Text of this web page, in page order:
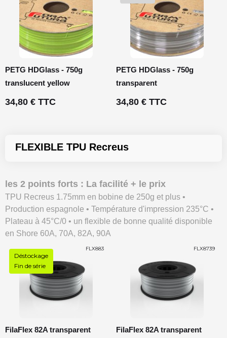
PETG HDGlass - 750g
translucent yellow
34,80 € TTC
PETG HDGlass - 750g
transparent
34,80 € TTC
FLEXIBLE TPU Recreus
les 2 points forts : La facilité + le prix
TPU Recreus 1.75mm en bobine de 250g et plus •
Production espagnole • Température d'impression 235°C •
Plateau à 45°C/0 • un flexible de bonne qualité disponible
en Shore 60A, 70A, 82A, 90A
Déstockage
Fin de série
FLX883
FilaFlex 82A transparent
FLX8739
FilaFlex 82A transparent